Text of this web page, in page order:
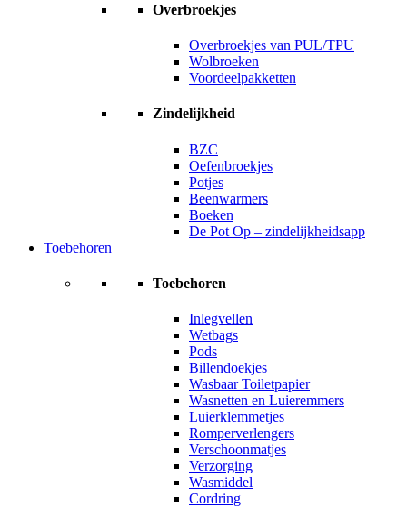
Overbroekjes
Overbroekjes van PUL/TPU
Wolbroeken
Voordeelpakketten
Zindelijkheid
BZC
Oefenbroekjes
Potjes
Beenwarmers
Boeken
De Pot Op – zindelijkheidsapp
Toebehoren
Toebehoren
Inlegvellen
Wetbags
Pods
Billendoekjes
Wasbaar Toiletpapier
Wasnetten en Luieremmers
Luierklemmetjes
Romperverlengers
Verschoonmatjes
Verzorging
Wasmiddel
Cordring